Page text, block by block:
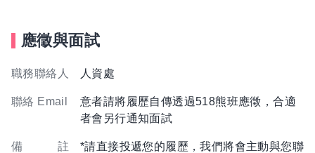
應徵與面試
職務聯絡人 人資處
聯絡 Email
意者請將履歷自傳透過518熊班應徵，合適
者會另行通知面試
備 註
*請直接投遞您的履歷，我們將會主動與您聯